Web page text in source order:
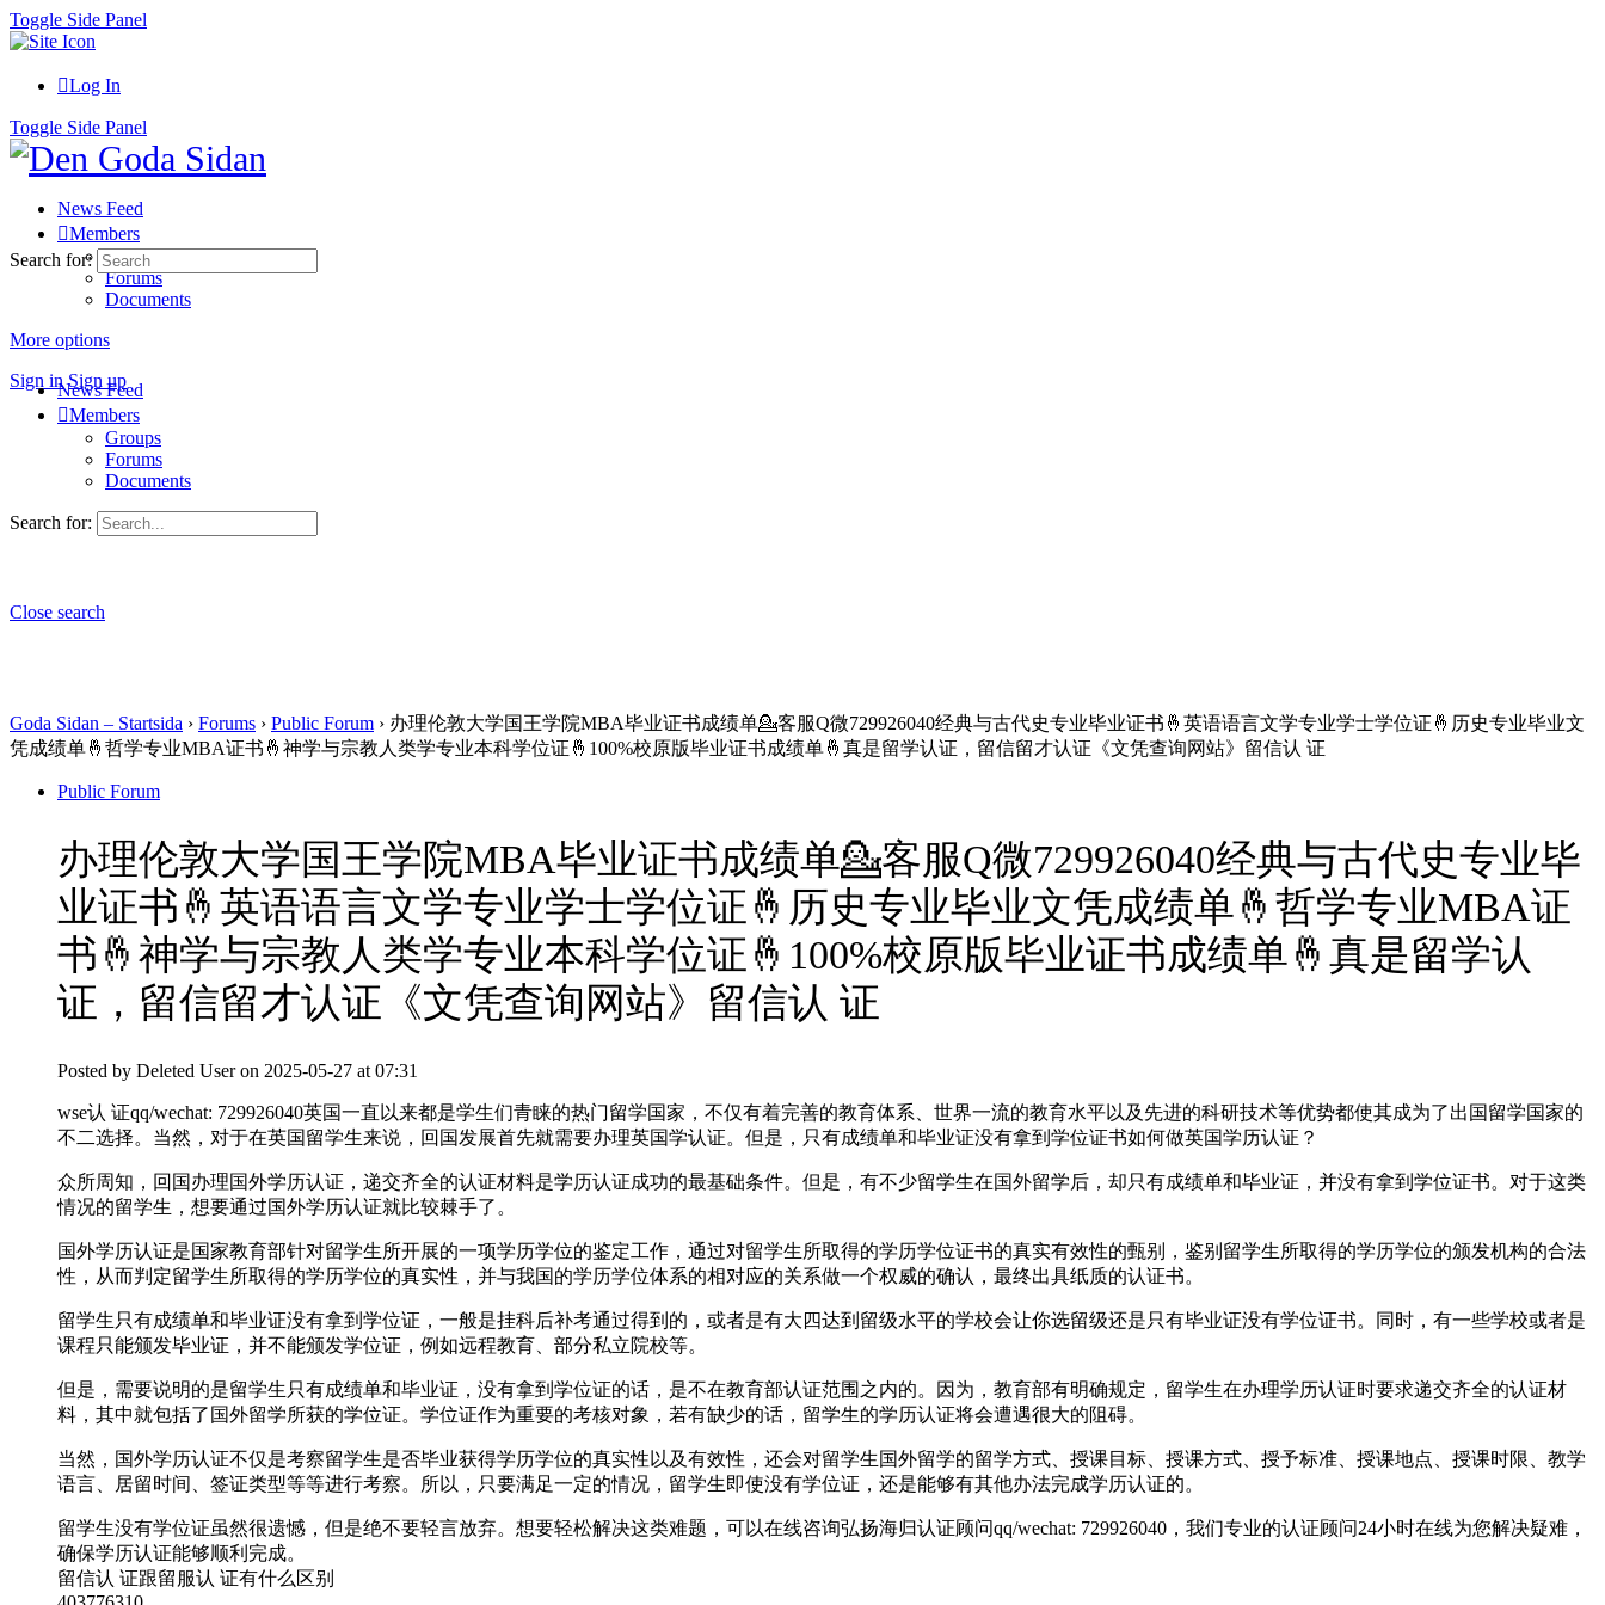
Toggle Side Panel
Log In
Toggle Side Panel
News Feed
Members
Groups
Forums
Documents
More options
Sign in Sign up
Search for:
News Feed
Members
Groups
Forums
Documents
Search for:
Close search
Goda Sidan – Startsida › Forums › Public Forum › 办理伦敦大学国王学院MBA毕业证书成绩单💁客服Q微729926040经典与古代史专业毕业证书🤞英语语言文学专业学士学位证🤞历史专业毕业文
凭成绩单🤞哲学专业MBA证书🤞神学与宗教人类学专业本科学位证🤞100%校原版毕业证书成绩单🤞真是留学认证，留信留才认证《文凭查询网站》留信认 证
Public Forum
办理伦敦大学国王学院MBA毕业证书成绩单💁客服Q微729926040经典与古代史专业毕
业证书🤞英语语言文学专业学士学位证🤞历史专业毕业文凭成绩单🤞哲学专业MBA证
书🤞神学与宗教人类学专业本科学位证🤞100%校原版毕业证书成绩单🤞真是留学认
证，留信留才认证《文凭查询网站》留信认 证
Posted by Deleted User on 2025-05-27 at 07:31
wse认 证qq/wechat: 729926040英国一直以来都是学生们青睐的热门留学国家，不仅有着完善的教育体系、世界一流的教育水平以及先进的科研技术等优势都使其成为了出国留学国家的
不二选择。当然，对于在英国留学生来说，回国发展首先就需要办理英国学认证。但是，只有成绩单和毕业证没有拿到学位证书如何做英国学历认证？
众所周知，回国办理国外学历认证，递交齐全的认证材料是学历认证成功的最基础条件。但是，有不少留学生在国外留学后，却只有成绩单和毕业证，并没有拿到学位证书。对于这类
情况的留学生，想要通过国外学历认证就比较棘手了。
国外学历认证是国家教育部针对留学生所开展的一项学历学位的鉴定工作，通过对留学生所取得的学历学位证书的真实有效性的甄别，鉴别留学生所取得的学历学位的颁发机构的合法
性，从而判定留学生所取得的学历学位的真实性，并与我国的学历学位体系的相对应的关系做一个权威的确认，最终出具纸质的认证书。
留学生只有成绩单和毕业证没有拿到学位证，一般是挂科后补考通过得到的，或者是有大四达到留级水平的学校会让你选留级还是只有毕业证没有学位证书。同时，有一些学校或者是
课程只能颁发毕业证，并不能颁发学位证，例如远程教育、部分私立院校等。
但是，需要说明的是留学生只有成绩单和毕业证，没有拿到学位证的话，是不在教育部认证范围之内的。因为，教育部有明确规定，留学生在办理学历认证时要求递交齐全的认证材
料，其中就包括了国外留学所获的学位证。学位证作为重要的考核对象，若有缺少的话，留学生的学历认证将会遭遇很大的阻碍。
当然，国外学历认证不仅是考察留学生是否毕业获得学历学位的真实性以及有效性，还会对留学生国外留学的留学方式、授课目标、授课方式、授予标准、授课地点、授课时限、教学
语言、居留时间、签证类型等等进行考察。所以，只要满足一定的情况，留学生即使没有学位证，还是能够有其他办法完成学历认证的。
留学生没有学位证虽然很遗憾，但是绝不要轻言放弃。想要轻松解决这类难题，可以在线咨询弘扬海归认证顾问qq/wechat: 729926040，我们专业的认证顾问24小时在线为您解决疑难，
确保学历认证能够顺利完成。
留信认 证跟留服认 证有什么区别